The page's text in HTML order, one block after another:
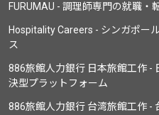
FURUMAU - 調理師専門の就職・
Hospitality Careers - シンガポー
ス
886旅館人力銀行 日本旅館工作 -
決型プラットフォーム
886旅館人力銀行 台湾旅館工作 -